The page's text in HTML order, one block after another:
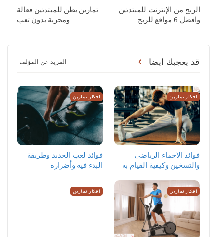
الربح من الإنترنت للمبتدئين
وافضل 6 مواقع للربح
تمارين بطن للمبتدئين فعالة
ومجربة بدون تعب
قد يعجبك ايضا المزيد عن المؤلف
افكار تمارين
‏فوائد الاحماء الرياضي
والتسخين وكيفية القيام به
افكار تمارين
فوائد لعب الحديد وطريقة
البدء فيه وأضراره
افكار تمارين افكار تمارين